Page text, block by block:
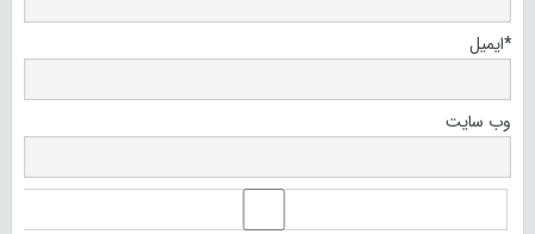
ایمیل*
وب‌ سایت